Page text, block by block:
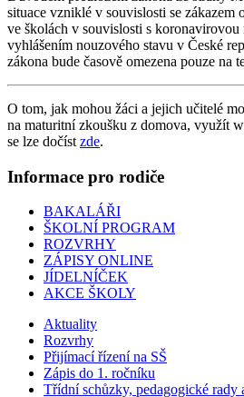
situace vzniklé v souvislosti se zákazem
ve školách v souvislosti s koronavirovou
vyhlášením nouzového stavu v České
zákona bude časově omezena pouze na
O tom, jak mohou žáci a jejich učitelé
na maturitní zkoušku z domova, využít
se lze dočíst zde.
Informace pro rodiče
BAKALÁŘI
ŠKOLNÍ PROGRAM
ROZVRHY
ZÁPISY ONLINE
JÍDELNÍČEK
AKCE ŠKOLY
Aktuality
Rozvrhy
Přijímací řízení na SŠ
Zápis do 1. ročníku
Třídní schůzky, pedagogické rady